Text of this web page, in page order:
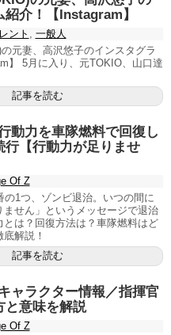
介！【Instagram】
ント
一般人
元妻、高沢悠子のインスタグラ
】 5月に入り、元TOKIO、山口達
記事を読む
動力を車隊燃料で回復し
行【行動力が足りませ
Of Z
の1つ、ゾンビ退治。いつの間に
ません」というメッセージで退治
は？回復方法は？車隊燃料はど
解説！
記事を読む
ャラクター情報／指揮官
と意味を解説
Of Z